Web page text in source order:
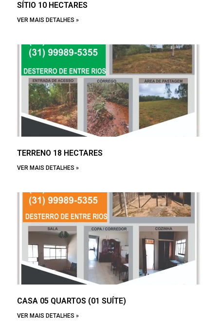
SÍTIO 10 HECTARES
VER MAIS DETALHES »
TERRENO 18 HECTARES
VER MAIS DETALHES »
CASA 05 QUARTOS (01 SUÍTE)
VER MAIS DETALHES »